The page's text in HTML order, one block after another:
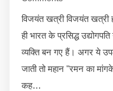
विजयंत खत्री विजयंत खत्री
ही भारत के प्रसिद्ध
व्यक्ति बन गए हैं। अगर ये
जाती तो महान "रमन का
कह…